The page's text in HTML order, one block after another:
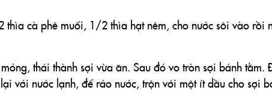
thìa cà phê muối, 1/2 thìa hạt nêm, cho nước sôi vào rồi
thái thành sợi vừa ăn. Sau đó vo tròn sợi bánh tằm.
với nước lạnh, để ráo nước, trộn với một ít dầu cho sợi